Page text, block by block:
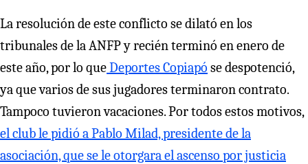
La resolución de este conflicto se dilató en los
tribunales de la ANFP y recién terminó en enero de
este año, por lo queDeportes Copiapó se despotenció,
ya que varios de sus jugadores terminaron contrato.
Tampoco tuvieron vacaciones. Por todos estos motivos,
el club le pidió a Pablo Milad, presidente de la
asociación, que se le otorgara el ascenso por justicia